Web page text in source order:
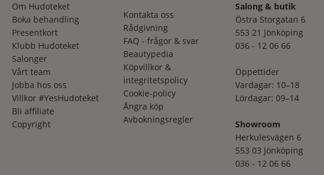
Om Hudoteket
Boka behandling
Presentkort
Klubb Hudoteket
Salonger
Vårt team
Jobba hos oss
Villkor #YesHudoteket
Bli affiliate
Copyright
Kontakta oss
Rådgivning
FAQ - frågor & svar
Beautypedia
Köpvillkor &
integritetspolicy
Cookie-policy
Ångra köp
Avbokningsregler
Salong & butik
Östra Storgatan 6
553 21 Jönköping
036 - 12 06 66
Öppettider
Vardagar: 10–18
Lördagar: 09–14
Showroom
Herkulesvägen 6
553 03 Jönköping
036 - 12 06 66